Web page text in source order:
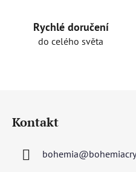
Rychlé doručení
do celého světa
Kontakt
bohemia@